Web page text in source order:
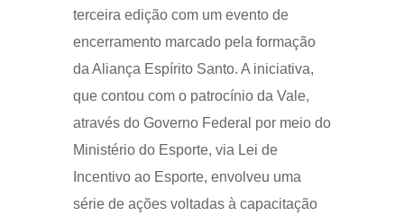
terceira edição com um evento de
encerramento marcado pela formação
da Aliança Espírito Santo. A iniciativa,
que contou com o patrocínio da Vale,
através do Governo Federal por meio do
Ministério do Esporte, via Lei de
Incentivo ao Esporte, envolveu uma
série de ações voltadas à capacitação